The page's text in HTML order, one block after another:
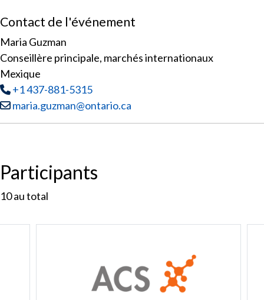
Contact de l'événement
Maria Guzman
Conseillère principale, marchés internationaux
Mexique
Tél:
+1 437-881-5315
Courriel :
maria.guzman@ontario.ca
Participants
10au total